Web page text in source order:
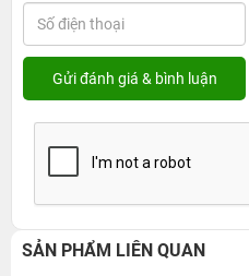
SẢN PHẨM LIÊN QUAN